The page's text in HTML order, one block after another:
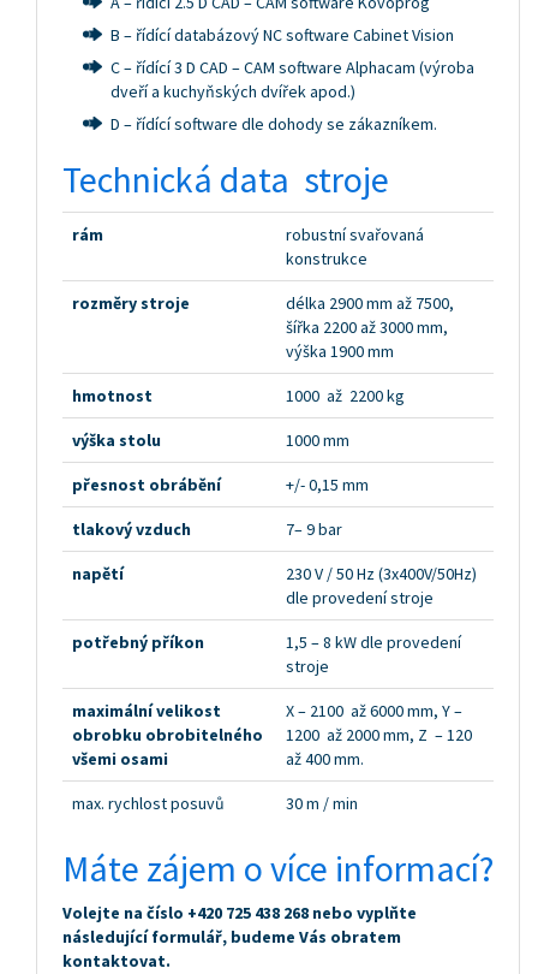
B – řídící databázový NC software Cabinet Vision
C – řídící 3 D CAD – CAM software Alphacam (výroba
dveří a kuchyňských dvířek apod.)
D – řídící software dle dohody se zákazníkem.
Technická data stroje
rám
robustní svařovaná
konstrukce
rozměry stroje
délka 2900 mm až 7500,
šířka 2200 až 3000 mm,
výška 1900 mm
hmotnost 1000 až 2200 kg
výška stolu 1000 mm
přesnost obrábění +/- 0,15 mm
tlakový vzduch 7– 9 bar
napětí
230 V / 50 Hz (3x400V/50Hz)
dle provedení stroje
potřebný příkon
1,5 – 8 kW dle provedení
stroje
maximální velikost
obrobku obrobitelného
všemi osami
X – 2100 až 6000 mm, Y –
1200 až 2000 mm, Z – 120
až 400 mm.
max. rychlost posuvů 30 m / min
Máte zájem o více informací?
Volejte na číslo +420 725 438 268 nebo vyplňte
následující formulář, budeme Vás obratem
kontaktovat.